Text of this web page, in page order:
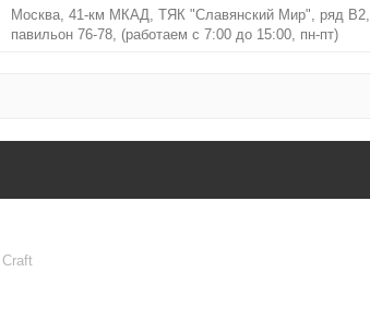
Москва, 41-км МКАД, ТЯК "Славянский Мир", ряд В2,
павильон 76-78, (работаем с 7:00 до 15:00, пн-пт)